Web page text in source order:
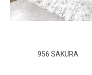
956 SAKURA